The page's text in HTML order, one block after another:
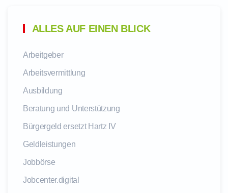
ALLES AUF EINEN BLICK
Arbeitgeber
Arbeitsvermittlung
Ausbildung
Beratung und Unterstützung
Bürgergeld ersetzt Hartz IV
Geldleistungen
Jobbörse
Jobcenter.digital